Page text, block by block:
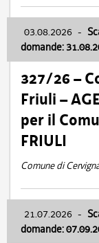
03.08.2026 -
domande:
327/26 –
Friuli –
per il
FRIULI
Comune di
21.07.2026 -
domande: